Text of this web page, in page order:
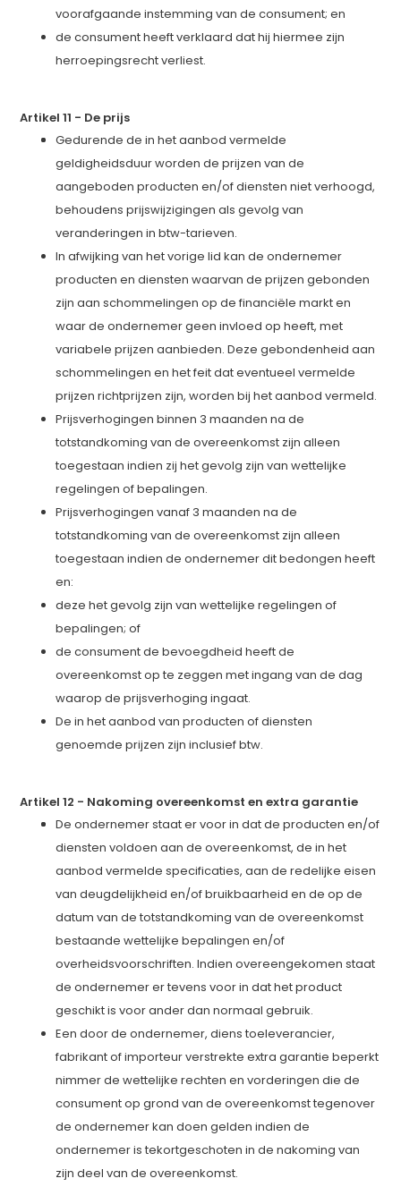
voorafgaande instemming van de consument; en
de consument heeft verklaard dat hij hiermee zijn
herroepingsrecht verliest.
Artikel 11 - De prijs
Gedurende de in het aanbod vermelde
geldigheidsduur worden de prijzen van de
aangeboden producten en/of diensten niet verhoogd,
behoudens prijswijzigingen als gevolg van
veranderingen in btw-tarieven.
In afwijking van het vorige lid kan de ondernemer
producten en diensten waarvan de prijzen gebonden
zijn aan schommelingen op de financiële markt en
waar de ondernemer geen invloed op heeft, met
variabele prijzen aanbieden. Deze gebondenheid aan
schommelingen en het feit dat eventueel vermelde
prijzen richtprijzen zijn, worden bij het aanbod vermeld.
Prijsverhogingen binnen 3 maanden na de
totstandkoming van de overeenkomst zijn alleen
toegestaan indien zij het gevolg zijn van wettelijke
regelingen of bepalingen.
Prijsverhogingen vanaf 3 maanden na de
totstandkoming van de overeenkomst zijn alleen
toegestaan indien de ondernemer dit bedongen heeft
en:
deze het gevolg zijn van wettelijke regelingen of
bepalingen; of
de consument de bevoegdheid heeft de
overeenkomst op te zeggen met ingang van de dag
waarop de prijsverhoging ingaat.
De in het aanbod van producten of diensten
genoemde prijzen zijn inclusief btw.
Artikel 12 - Nakoming overeenkomst en extra garantie
De ondernemer staat er voor in dat de producten en/of
diensten voldoen aan de overeenkomst, de in het
aanbod vermelde specificaties, aan de redelijke eisen
van deugdelijkheid en/of bruikbaarheid en de op de
datum van de totstandkoming van de overeenkomst
bestaande wettelijke bepalingen en/of
overheidsvoorschriften. Indien overeengekomen staat
de ondernemer er tevens voor in dat het product
geschikt is voor ander dan normaal gebruik.
Een door de ondernemer, diens toeleverancier,
fabrikant of importeur verstrekte extra garantie beperkt
nimmer de wettelijke rechten en vorderingen die de
consument op grond van de overeenkomst tegenover
de ondernemer kan doen gelden indien de
ondernemer is tekortgeschoten in de nakoming van
zijn deel van de overeenkomst.